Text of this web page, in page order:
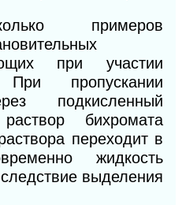
примеров
вительных
при участии
При пропускании
подкисленный
бихромата
переходит в
жидкость
выделения